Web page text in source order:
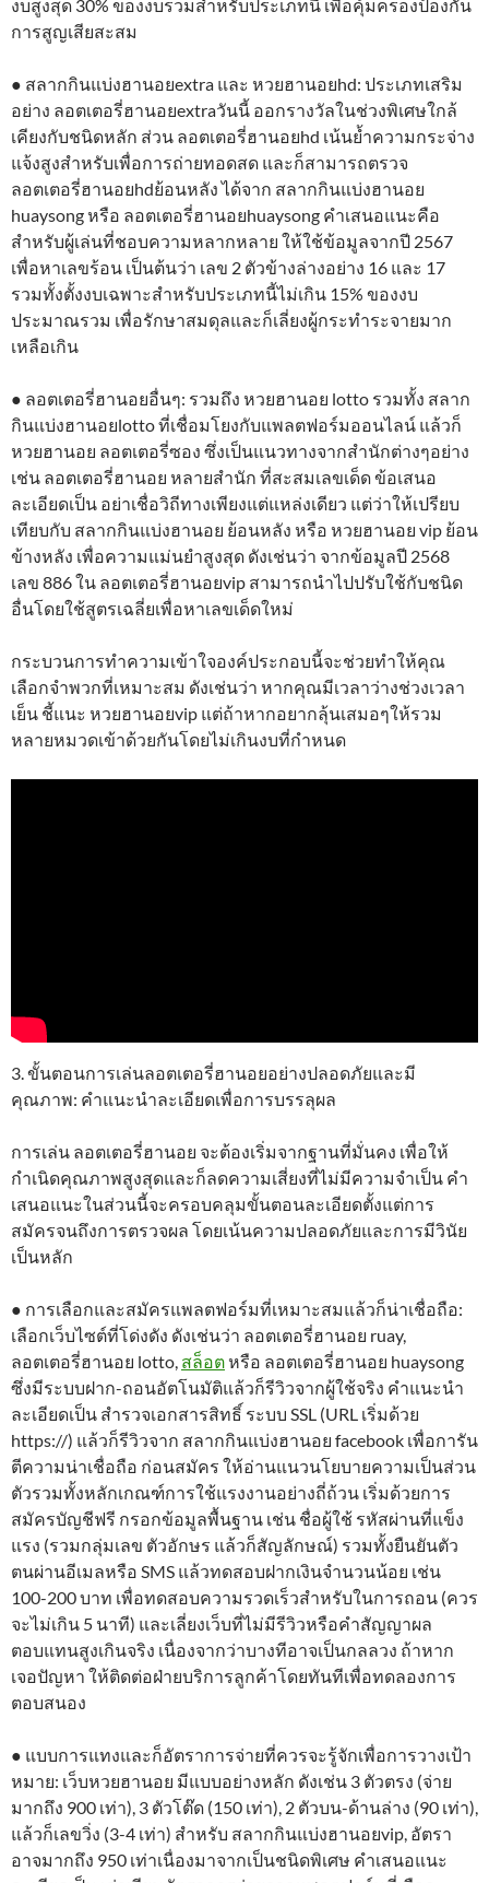
งบสูงสุด 30% ของงบรวมสำหรับประเภทนี้ เพื่อคุ้มครองป้องกัน
การสูญเสียสะสม
● สลากกินแบ่งฮานอยextra และ หวยฮานอยhd: ประเภทเสริม
อย่าง ลอตเตอรี่ฮานอยextraวันนี้ ออกรางวัลในช่วงพิเศษใกล้
เคียงกับชนิดหลัก ส่วน ลอตเตอรี่ฮานอยhd เน้นย้ำความกระจ่าง
แจ้งสูงสำหรับเพื่อการถ่ายทอดสด และก็สามารถตรวจ
ลอตเตอรี่ฮานอยhdย้อนหลัง ได้จาก สลากกินแบ่งฮานอย
huaysong หรือ ลอตเตอรี่ฮานอยhuaysong คำเสนอแนะคือ
สำหรับผู้เล่นที่ชอบความหลากหลาย ให้ใช้ข้อมูลจากปี 2567
เพื่อหาเลขร้อน เป็นต้นว่า เลข 2 ตัวข้างล่างอย่าง 16 และ 17
รวมทั้งตั้งงบเฉพาะสำหรับประเภทนี้ไม่เกิน 15% ของงบ
ประมาณรวม เพื่อรักษาสมดุลและก็เลี่ยงผู้กระทำระจายมาก
เหลือเกิน
● ลอตเตอรี่ฮานอยอื่นๆ: รวมถึง หวยฮานอย lotto รวมทั้ง สลาก
กินแบ่งฮานอยlotto ที่เชื่อมโยงกับแพลตฟอร์มออนไลน์ แล้วก็
หวยฮานอย ลอตเตอรี่ซอง ซึ่งเป็นแนวทางจากสำนักต่างๆอย่าง
เช่น ลอตเตอรี่ฮานอย หลายสํานัก ที่สะสมเลขเด็ด ข้อเสนอ
ละเอียดเป็น อย่าเชื่อวิถีทางเพียงแต่แหล่งเดียว แต่ว่าให้เปรียบ
เทียบกับ สลากกินแบ่งฮานอย ย้อนหลัง หรือ หวยฮานอย vip ย้อน
ข้างหลัง เพื่อความแม่นยำสูงสุด ดังเช่นว่า จากข้อมูลปี 2568
เลข 886 ใน ลอตเตอรี่ฮานอยvip สามารถนำไปปรับใช้กับชนิด
อื่นโดยใช้สูตรเฉลี่ยเพื่อหาเลขเด็ดใหม่
กระบวนการทำความเข้าใจองค์ประกอบนี้จะช่วยทำให้คุณ
เลือกจำพวกที่เหมาะสม ดังเช่นว่า หากคุณมีเวลาว่างช่วงเวลา
เย็น ชี้แนะ หวยฮานอยvip แต่ถ้าหากอยากลุ้นเสมอๆให้รวม
หลายหมวดเข้าด้วยกันโดยไม่เกินงบที่กำหนด
3. ขั้นตอนการเล่นลอตเตอรี่ฮานอยอย่างปลอดภัยและมี
คุณภาพ: คำแนะนำละเอียดเพื่อการบรรลุผล
การเล่น ลอตเตอรี่ฮานอย จะต้องเริ่มจากฐานที่มั่นคง เพื่อให้
กำเนิดคุณภาพสูงสุดและก็ลดความเสี่ยงที่ไม่มีความจำเป็น คำ
เสนอแนะในส่วนนี้จะครอบคลุมขั้นตอนละเอียดตั้งแต่การ
สมัครจนถึงการตรวจผล โดยเน้นความปลอดภัยและการมีวินัย
เป็นหลัก
● การเลือกและสมัครแพลตฟอร์มที่เหมาะสมแล้วก็น่าเชื่อถือ:
เลือกเว็บไซต์ที่โด่งดัง ดังเช่นว่า ลอตเตอรี่ฮานอย ruay,
ลอตเตอรี่ฮานอย lotto, สล็อตหรือ ลอตเตอรี่ฮานอย huaysong
ซึ่งมีระบบฝาก-ถอนอัตโนมัติแล้วก็รีวิวจากผู้ใช้จริง คำแนะนำ
ละเอียดเป็น สำรวจเอกสารสิทธิ์ ระบบ SSL (URL เริ่มด้วย
https://) แล้วก็รีวิวจาก สลากกินแบ่งฮานอย facebook เพื่อการัน
ตีความน่าเชื่อถือ ก่อนสมัคร ให้อ่านแนวนโยบายความเป็นส่วน
ตัวรวมทั้งหลักเกณฑ์การใช้แรงงานอย่างถี่ถ้วน เริ่มด้วยการ
สมัครบัญชีฟรี กรอกข้อมูลพื้นฐาน เช่น ชื่อผู้ใช้ รหัสผ่านที่แข็ง
แรง (รวมกลุ่มเลข ตัวอักษร แล้วก็สัญลักษณ์) รวมทั้งยืนยันตัว
ตนผ่านอีเมลหรือ SMS แล้วทดสอบฝากเงินจำนวนน้อย เช่น
100-200 บาท เพื่อทดสอบความรวดเร็วสำหรับในการถอน (ควร
จะไม่เกิน 5 นาที) และเลี่ยงเว็บที่ไม่มีรีวิวหรือคำสัญญาผล
ตอบแทนสูงเกินจริง เนื่องจากว่าบางทีอาจเป็นกลลวง ถ้าหาก
เจอปัญหา ให้ติดต่อฝ่ายบริการลูกค้าโดยทันทีเพื่อทดลองการ
ตอบสนอง
● แบบการแทงและก็อัตราการจ่ายที่ควรจะรู้จักเพื่อการวางเป้า
หมาย: เว็บหวยฮานอย มีแบบอย่างหลัก ดังเช่น 3 ตัวตรง (จ่าย
มากถึง 900 เท่า), 3 ตัวโต๊ด (150 เท่า), 2 ตัวบน-ด้านล่าง (90 เท่า),
แล้วก็เลขวิ่ง (3-4 เท่า) สำหรับ สลากกินแบ่งฮานอยvip, อัตรา
อาจมากถึง 950 เท่าเนื่องมาจากเป็นชนิดพิเศษ คำเสนอแนะ